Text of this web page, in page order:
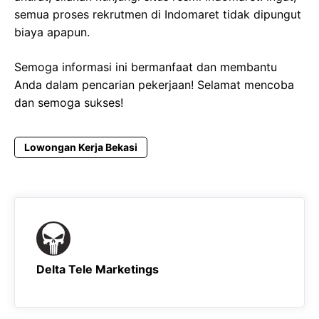
semua proses rekrutmen di Indomaret tidak dipungut
biaya apapun.
Semoga informasi ini bermanfaat dan membantu
Anda dalam pencarian pekerjaan! Selamat mencoba
dan semoga sukses!
Lowongan Kerja Bekasi
Delta Tele Marketings